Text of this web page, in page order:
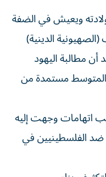
منذ ولادته ويعيش في الضفة
الدينية)
مطالبة اليهود
المتوسط مستمدة من
اتهامات وجهت إليه
الفلسطينيين في